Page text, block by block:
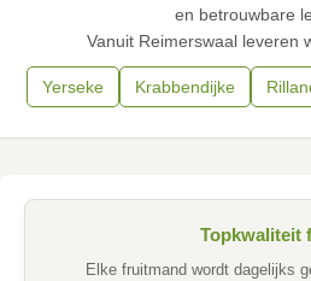
en betrouwbare
Vanuit Reimerswaal leveren
Yerseke Krabbendijke
Topkwaliteit
Elke fruitmand wordt dagelijks